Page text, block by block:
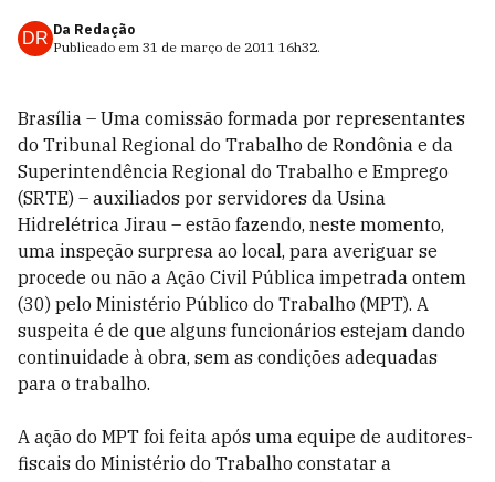
DR Da Redação
Publicado em 31 de março de 2011 16h32.
Brasília – Uma comissão formada por representantes
do Tribunal Regional do Trabalho de Rondônia e da
Superintendência Regional do Trabalho e Emprego
(SRTE) – auxiliados por servidores da Usina
Hidrelétrica Jirau – estão fazendo, neste momento,
uma inspeção surpresa ao local, para averiguar se
procede ou não a Ação Civil Pública impetrada ontem
(30) pelo Ministério Público do Trabalho (MPT). A
suspeita é de que alguns funcionários estejam dando
continuidade à obra, sem as condições adequadas
para o trabalho.
A ação do MPT foi feita após uma equipe de auditores-
fiscais do Ministério do Trabalho constatar a